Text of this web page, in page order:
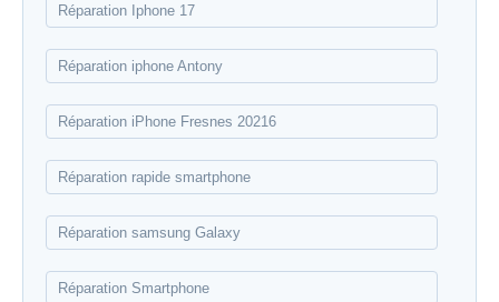
Réparation Iphone 17
Réparation iphone Antony
Réparation iPhone Fresnes 20216
Réparation rapide smartphone
Réparation samsung Galaxy
Réparation Smartphone